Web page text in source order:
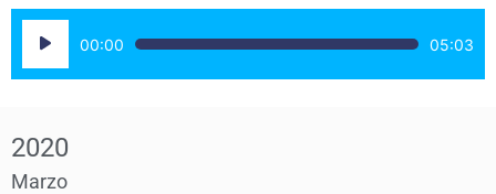
Player
00:00 05:03
2020
Marzo